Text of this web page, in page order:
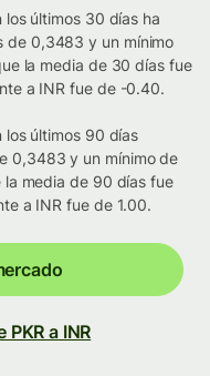
los últimos 30 días ha
de 0,3483 y un mínimo
la media de 30 días fue
a INR fue de -0.40.
los últimos 90 días
0,3483 y un mínimo de
media de 90 días fue
a INR fue de 1.00.
a INR